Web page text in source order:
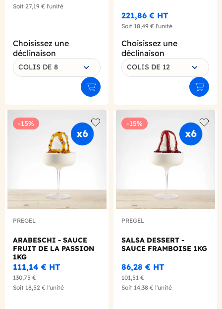
Soit 27,19 € l'unité
Choisissez une
déclinaison
COLIS DE 8
Ajouter au panier
221,86 € HT
Soit 18,49 € l'unité
Choisissez une
déclinaison
COLIS DE 12
-15%
Add to wishlist
PREGEL
ARABESCHI - SAUCE
FRUIT DE LA PASSION
1KG
111,14 € HT
130,75 €
Soit 18,52 € l'unité
-15%
Add
PREGEL
SALSA DESSERT -
SAUCE FRAMBOISE 1KG
86,28 € HT
101,51 €
Soit 14,38 € l'unité